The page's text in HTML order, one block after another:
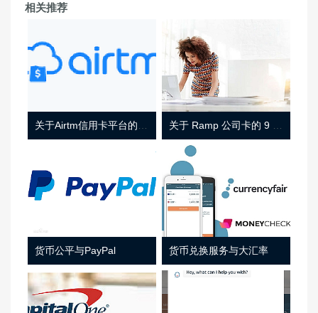
相关推荐
货币公平与PayPal 货币兑换服务与大汇率